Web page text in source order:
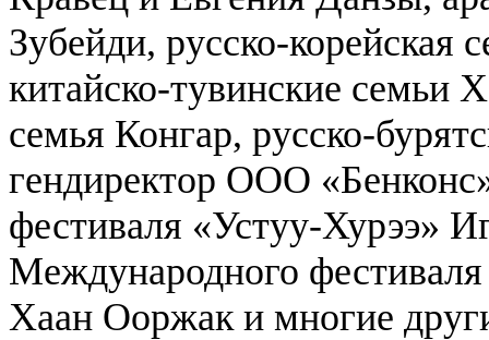
Зубейди, русско-корейская
китайско-тувинские семьи
семья Конгар, русско-
гендиректор ООО
фестиваля «Устуу-Хурээ»
Международного
Хаан Ооржак и многие